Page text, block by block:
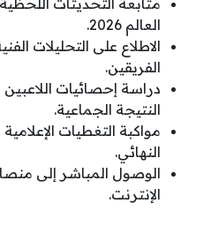
متابعة التحديثات
العالم 2026.
الاطلاع على التحليلات
الفريقين.
دراسة إحصائيات اللاعبين
النتيجة الجماعية.
مواكبة التغطيات
النهائي.
الوصول المباشر إلى
الإنترنت.